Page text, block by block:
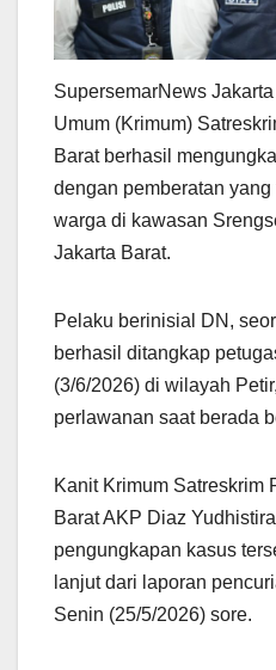
SupersemarNews
Umum (Krimum)
Barat berhasil
dengan pemberatan
warga di kawasan
Jakarta Barat.
Pelaku berinisial DN,
berhasil ditangkap
(3/6/2026) di wilayah
perlawanan saat berada
Kanit Krimum Satreskrim
Barat AKP Diaz
pengungkapan kasus
lanjut dari laporan
Senin (25/5/2026) sore.